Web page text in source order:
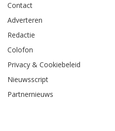
Contact
Adverteren
Redactie
Colofon
Privacy & Cookiebeleid
Nieuwsscript
Partnernieuws